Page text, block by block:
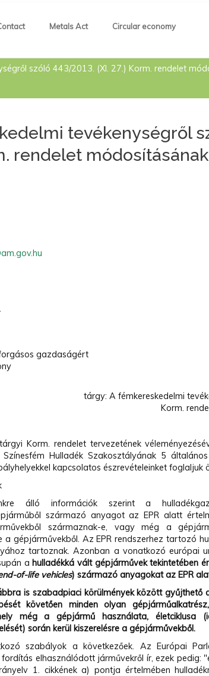
Metals Act Circular economy
szóló 443/2013. (XI. 27.) Korm. rendelet
tevékenységről
rendelet
gazdaságért
tárgy: A fémkereskedelmi
Korm.
Korm. rendelet tervezetének
Hulladék Szakosztályának 5
kapcsolatos észrevételeinket foglaljuk
álló információk szerint a
származó anyagot az EPR alatt
származnak-e, vagy még a
a gépjárművekből. Az EPR rendszerhez tartozó
tartoznak. Azonban a vonatkozó európai
a hulladékká vált gépjárművek tekintetében
of-life vehicles) származó anyagokat az EPR
is szabadpiaci körülmények között gyűjthető
követően minden olyan
még a gépjármű használata, életciklusa
során kerül kiszerelésre a gépjárművekből.
szabályok a következőek. Az Európai
elhasználódott járművekről ír, ezek pedig:
1. cikkének a) pontja értelmében